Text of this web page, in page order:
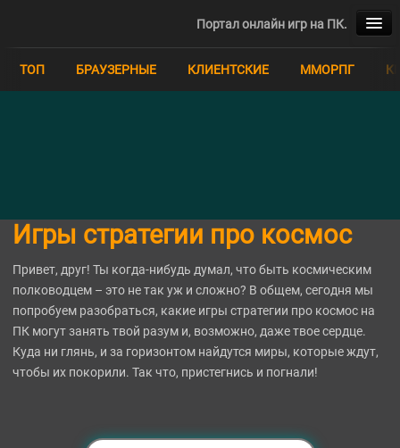
Портал онлайн игр на ПК.
ТОП
КВЕСТЫ
MOBA
ТОП БРАУЗЕРНЫЕ КЛИЕНТСКИЕ ММОРПГ
Игры стратегии про космос
Привет, друг! Ты когда-нибудь думал, что быть космическим
полководцем – это не так уж и сложно? В общем, сегодня мы
попробуем разобраться, какие игры стратегии про космос на
ПК могут занять твой разум и, возможно, даже твое сердце.
Куда ни глянь, и за горизонтом найдутся миры, которые ждут,
чтобы их покорили. Так что, пристегнись и погнали!